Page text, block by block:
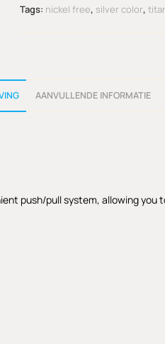
Tags: nickel free, silver color,
AANVULLENDE INFORMATIE
push/pull system, allowing